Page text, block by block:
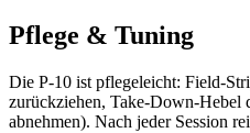
Pflege & Tuning
Die P-10 ist pflegeleicht: Field-
zurückziehen, Take-Down-Hebel
abnehmen). Nach jeder Session